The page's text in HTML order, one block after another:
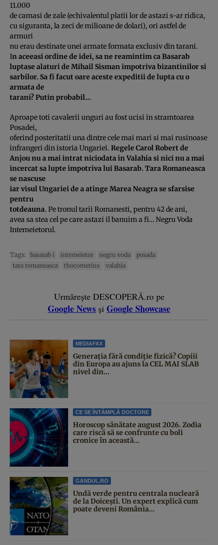
11.000
de camasi de zale (echivalentul platii lor de astazi s-ar ridica,
cu siguranta, la zeci de milioane de dolari), ori astfel de
armuri
nu erau destinate unei armate formata exclusiv din tarani.
In aceeasi ordine de idei, sa ne reamintim ca Basarab
luptase alaturi de Mihail Sisman impotriva bizantinilor si
sarbilor. Sa fi facut oare aceste expeditii de lupta cu o
armata de
tarani? Putin probabil…
Aproape toti cavalerii unguri au fost ucisi in stramtoarea
Posadei,
oferind posteritatii una dintre cele mai mari si mai rusinoase
infrangeri din istoria Ungariei. Regele Carol Robert de
Anjou nu a mai intrat niciodata in Valahia si nici nu a mai
incercat sa lupte impotriva lui Basarab. Tara Romaneasca
se nascuse
iar visul Ungariei de a atinge Marea Neagra se sfarsise
pentru
totdeauna. Pe tronul tarii Romanesti, pentru 42 de ani,
avea sa stea cel pe care astazi il banuim a fi… Negru Voda
Intemeietorul.
Tags: basarab i intemeietor negru voda
posada
tara romaneasca
thocomerius valahia
Urmărește DESCOPERĂ.ro pe
Google News și Google Showcase
MEDIAFAX
Generația fără condiție fizică? Copiii
din Europa au ajuns la CEL MAI SLAB
nivel din...
CE SE ÎNTÂMPLĂ DOCTORE
Horoscop sănătate august 2026. Zodia
care riscă să se confrunte cu boli
cronice în această...
GANDUL.RO
Undă verde pentru centrala nucleară
de la Doicești. Un expert explică cum
poate deveni România...